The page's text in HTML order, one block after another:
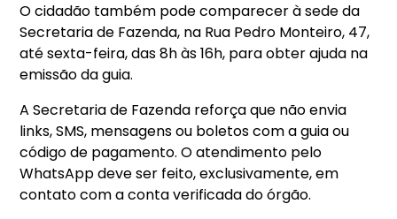
O cidadão também pode comparecer à sede da
Secretaria de Fazenda, na Rua Pedro Monteiro, 47,
até sexta-feira, das 8h às 16h, para obter ajuda na
emissão da guia.
A Secretaria de Fazenda reforça que não envia
links, SMS, mensagens ou boletos com a guia ou
código de pagamento. O atendimento pelo
WhatsApp deve ser feito, exclusivamente, em
contato com a conta verificada do órgão.